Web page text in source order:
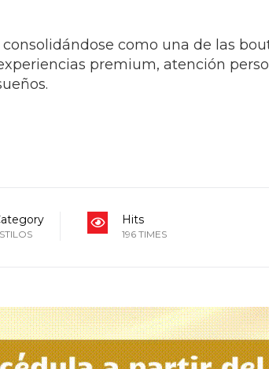
que estos logros representan el